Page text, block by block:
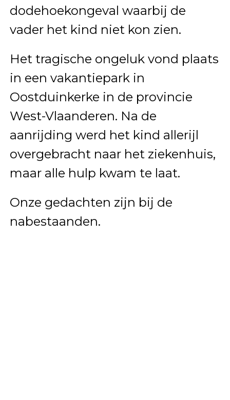
dodehoekongeval waarbij de
vader het kind niet kon zien.
Het tragische ongeluk vond plaats
in een vakantiepark in
Oostduinkerke in de provincie
West-Vlaanderen. Na de
aanrijding werd het kind allerijl
overgebracht naar het ziekenhuis,
maar alle hulp kwam te laat.
Onze gedachten zijn bij de
nabestaanden.